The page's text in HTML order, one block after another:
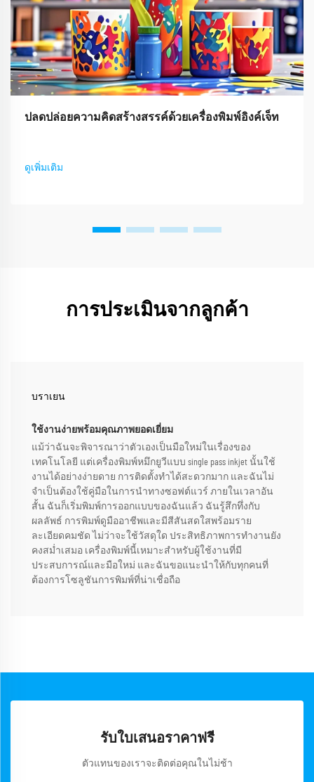
ปลดปล่อยความคิดสร้างสรรค์ด้วยเครื่องพิมพ์อิงค์เจ็ท
ดูเพิ่มเติม
การประเมินจากลูกค้า
บราเยน
ใช้งานง่ายพร้อมคุณภาพยอดเยี่ยม
แม้ว่าฉันจะพิจารณาว่าตัวเองเป็นมือใหม่ในเรื่องของ
เทคโนโลยี แต่เครื่องพิมพ์หมึกยูวีแบบ single pass inkjet นั้นใช้
งานได้อย่างง่ายดาย การติดตั้งทำได้สะดวกมาก และฉันไม่
จำเป็นต้องใช้คู่มือในการนำทางซอฟต์แวร์ ภายในเวลาอัน
สั้น ฉันก็เริ่มพิมพ์การออกแบบของฉันแล้ว ฉันรู้สึกทึ่งกับ
ผลลัพธ์ การพิมพ์ดูมืออาชีพและมีสีสันสดใสพร้อมราย
ละเอียดคมชัด ไม่ว่าจะใช้วัสดุใด ประสิทธิภาพการทำงานยัง
คงสม่ำเสมอ เครื่องพิมพ์นี้เหมาะสำหรับผู้ใช้งานที่มี
ประสบการณ์และมือใหม่ และฉันขอแนะนำให้กับทุกคนที่
ต้องการโซลูชันการพิมพ์ที่น่าเชื่อถือ
รับใบเสนอราคาฟรี
ตัวแทนของเราจะติดต่อคุณในไม่ช้า